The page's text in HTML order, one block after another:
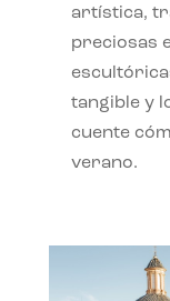
artística,
preciosas
tangible y
cuente
verano.